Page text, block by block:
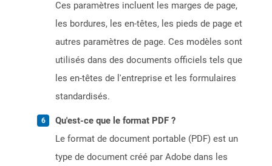
Ces paramètres incluent les marges de page,
les bordures, les en-têtes, les pieds de page et
autres paramètres de page. Ces modèles sont
utilisés dans des documents officiels tels que
les en-têtes de l'entreprise et les formulaires
standardisés.
Qu'est-ce que le format PDF ?
Le format de document portable (PDF) est un
type de document créé par Adobe dans les